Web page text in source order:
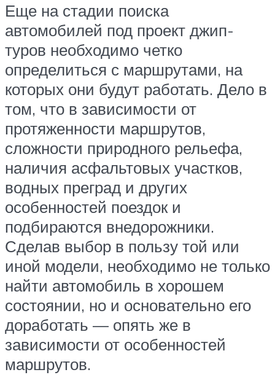
Еще на стадии поиска
автомобилей под проект джип-
туров необходимо четко
определиться с маршрутами, на
которых они будут работать. Дело в
том, что в зависимости от
протяженности маршрутов,
сложности природного рельефа,
наличия асфальтовых участков,
водных преград и других
особенностей поездок и
подбираются внедорожники.
Сделав выбор в пользу той или
иной модели, необходимо не только
найти автомобиль в хорошем
состоянии, но и основательно его
доработать — опять же в
зависимости от особенностей
маршрутов.